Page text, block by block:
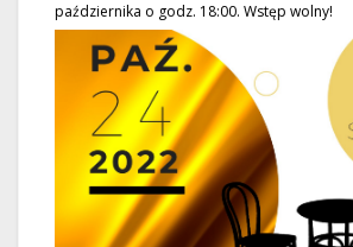
października o godz. 18:00. Wstęp wolny!